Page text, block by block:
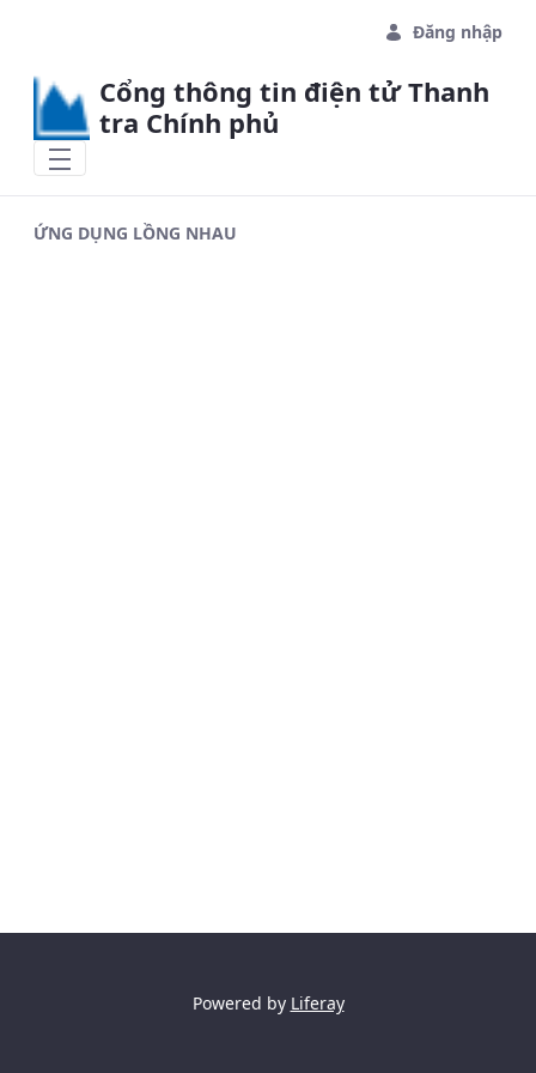
Đăng nhập
Cổng thông tin điện tử Thanh
tra Chính phủ
ỨNG DỤNG LỒNG NHAU
Powered by Liferay